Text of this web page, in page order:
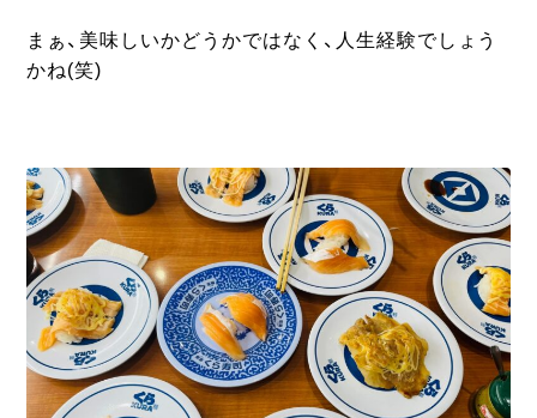
まぁ、美味しいかどうかではなく、人生経験でしょう
かね(笑)